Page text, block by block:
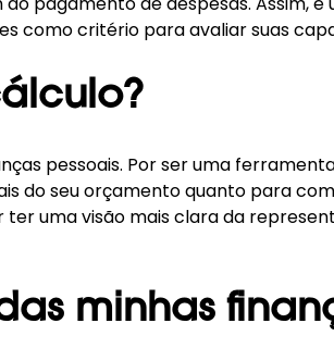
como critério para avaliar suas
pessoais. Por ser uma
do seu orçamento quanto para
uma visão mais clara da
minhas